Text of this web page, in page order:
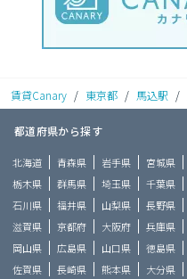
賃貸Canary / 東京都 / 馬込駅 /
都道府県から探す
北海道 青森県 岩手県 宮城県
栃木県
群馬県 埼玉県 千葉県
石川県
福井県 山梨県 長野県
滋賀県
京都府 大阪府 兵庫県
岡山県
広島県 山口県 徳島県
佐賀県
長崎県 熊本県 大分県